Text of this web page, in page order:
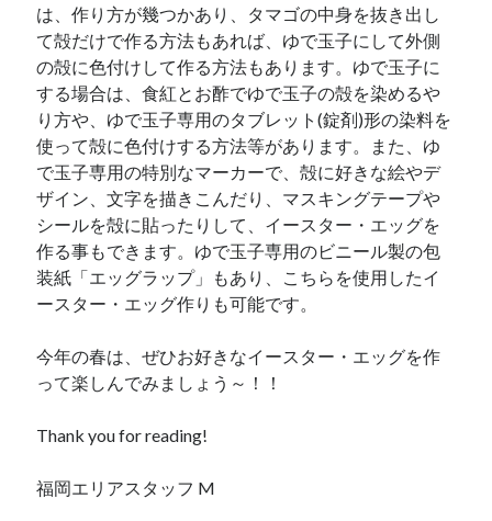
5 6 7 8 9
11 12 13 14 15 16
17 18 19 20 21 22 23
25 26 27 28 29 30
は、作り方が幾つかあり、タマゴの中身を抜き出し
て殻だけで作る方法もあれば、ゆで玉子にして外側
の殻に色付けして作る方法もあります。ゆで玉子に
する場合は、食紅とお酢でゆで玉子の殻を染めるや
り方や、ゆで玉子専用のタブレット(錠剤)形の染料を
使って殻に色付けする方法等があります。また、ゆ
で玉子専用の特別なマーカーで、殻に好きな絵やデ
ザイン、文字を描きこんだり、マスキングテープや
シールを殻に貼ったりして、イースター・エッグを
作る事もできます。ゆで玉子専用のビニール製の包
装紙「エッグラップ」もあり、こちらを使用したイ
ースター・エッグ作りも可能です。
今年の春は、ぜひお好きなイースター・エッグを作
って楽しんでみましょう～！！
Thank you for reading!
福岡エリアスタッフ M